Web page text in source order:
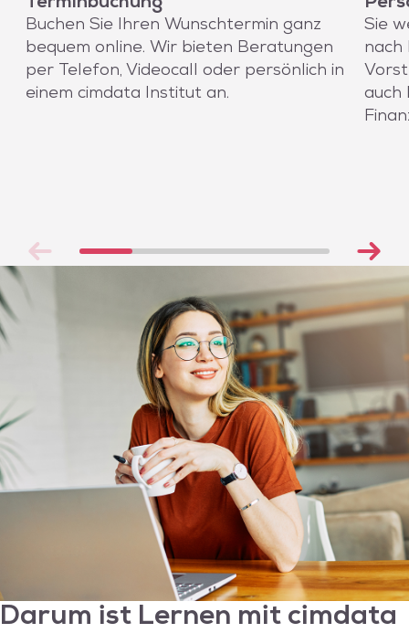
Buchen Sie Ihren Wunschtermin ganz
bequem online. Wir bieten Beratungen
per Telefon, Videocall oder persönlich in
einem cimdata Institut an.
Sie
nach
auch
Darum ist Lernen mit cimdata